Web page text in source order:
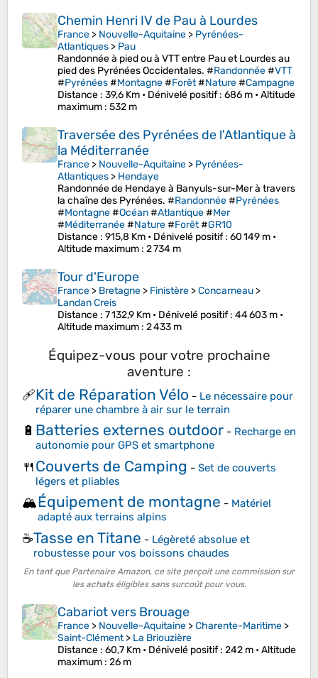
Chemin Henri IV de Pau à Lourdes
France > Nouvelle-Aquitaine > Pyrénées-
Atlantiques > Pau
Randonnée à pied ou à VTT entre Pau et Lourdes au
pied des Pyrénées Occidentales. #Randonnée#VTT
#Pyrénées#Montagne#Forêt#Nature#Campagne
Distance : 39,6 Km • Dénivelé positif: 686 m •Altitude
maximum : 532 m
Traversée des Pyrénées de l'Atlantique à
la Méditerranée
France > Nouvelle-Aquitaine > Pyrénées-
Atlantiques > Hendaye
Randonnée de Hendaye à Banyuls-sur-Mer à travers
la chaîne des Pyrénées. #Randonnée#Pyrénées
#Montagne#Océan#Atlantique#Mer
#Méditerranée#Nature#Forêt#GR10
Distance : 915,8 Km • Dénivelé positif: 60 149 m •
Altitude maximum : 2 734 m
Tour d'Europe
France > Bretagne > Finistère >Concarneau >
Landan Creis
Distance : 7 132,9 Km • Dénivelé positif: 44 603 m •
Altitude maximum : 2 433 m
Équipez-vous pour votre prochaine
aventure :
🩹Kit de Réparation Vélo - Le nécessaire pour
réparer une chambre à air sur le terrain
🔋 Batteries externes outdoor - Recharge en
autonomie pour GPS et smartphone
🍴Couverts de Camping - Set de couverts
légers et pliables
🏔️Équipement de montagne - Matériel
adapté aux terrains alpins
☕Tasse en Titane - Légèreté absolue et
robustesse pour vos boissons chaudes
En tant que Partenaire Amazon, ce site perçoit une commission sur
les achats éligibles sans surcoût pour vous.
Cabariot vers Brouage
France > Nouvelle-Aquitaine >Charente-Maritime >
Saint-Clément> La Briouzière
Distance : 60,7 Km • Dénivelé positif: 242 m •Altitude
maximum : 26 m